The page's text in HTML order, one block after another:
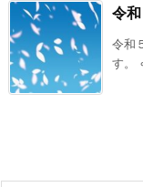
令
令和
す。